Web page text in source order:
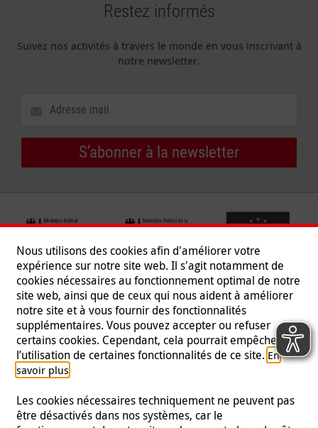
Restez informés
Suivez nos activités à travers le monde en vous inscrivant à
notre newsletter.
S’abonner à la newsletter
Suivez-nous
Nous utilisons des cookies afin d'améliorer votre
expérience sur notre site web. Il s'agit notamment de
cookies nécessaires au fonctionnement optimal de notre
site web, ainsi que de ceux qui nous aident à améliorer
notre site et à vous fournir des fonctionnalités
supplémentaires. Vous pouvez accepter ou refuser
certains cookies. Cependant, cela pourrait empêcher
l’utilisation de certaines fonctionnalités de ce site. En
savoir plus.
Les cookies nécessaires techniquement ne peuvent pas
être désactivés dans nos systèmes, car le